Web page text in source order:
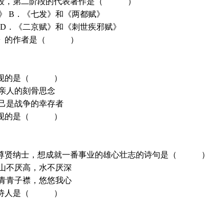
B．《七发》和《两都赋》
．《二京赋》和《刺世疾邪赋》
》的作者是（ ）
现的是（ ）
人的刻骨思念
是战争的幸存者
现的是（ ）
贤纳士，想成就一番事业的雄心壮志的诗句是（ ）
不厌高，水不厌深
青子襟，悠悠我心
诗人是（ ）